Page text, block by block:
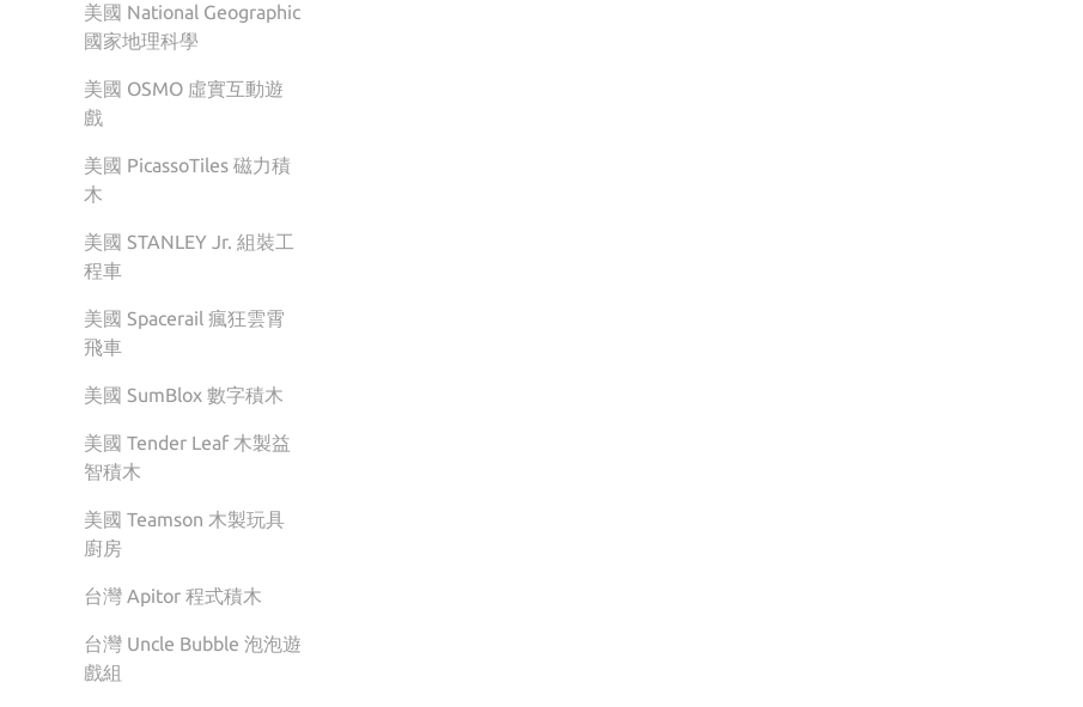
美國 National Geographic
國家地理科學
美國 OSMO 虛實互動遊
戲
美國 PicassoTiles 磁力積
木
美國 STANLEY Jr. 組裝工
程車
美國 Spacerail 瘋狂雲霄
飛車
美國 SumBlox 數字積木
美國 Tender Leaf 木製益
智積木
美國 Teamson 木製玩具
廚房
台灣 Apitor 程式積木
台灣 Uncle Bubble 泡泡遊
戲組